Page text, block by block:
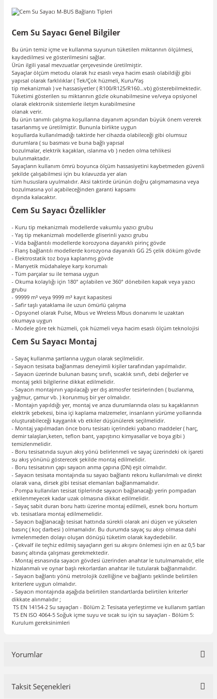
Cem Su Sayacı Genel Bilgiler
Bu ürün temiz içme ve kullanma suyunun tüketilen miktarının ölçülmesi,
kaydedilmesi ve gösterilmesini sağlar.
Ürün ilgili yasal mevzuatlar çerçevesinde üretilmiştir.
Sayaçlar ölçüm metodu olarak hız esaslı veya hacim esaslı olabildiği gibi
yapısal olarak farklılıklar ( Tek/Çok hüzmeli, Kuru/Yaş
tip mekanizmalı ) ve hassasiyetler ( R100/R125/R160...vb) gösterebilmektedir.
Tüketimi gösterilen su miktarının gözle okunabilmesine ve/veya opsiyonel
olarak elektronik sistemlerle iletşm kurabilmesine
olanak verir.
Bu ürün tanımlı çalışma koşullarına dayanım açısından büyük önem vererek
tasarlanmış ve üretilmiştir. Bununla birlikte uygun
koşullarda kullanılmadığı taktirde her cihazda olabileceği gibi olumsuz
durumlara ( su basması ve buna bağlı yapısal
bozulmalar, elektrik kaçakları, ıslanma vb ) neden olma tehlikesi
bulunmaktadır.
Sayaçların kullanım ömrü boyunca ölçüm hassasiyetini kaybetmeden güvenli
şekilde çalışabilmesi için bu kılavuzda yer alan
tüm hususlara uyulmalıdır. Aksi taktirde ürünün doğru çalışmamasına veya
bozulmasına yol açabileceğinden garanti kapsamı
dışında kalacaktır.
Cem Su Sayacı Özellikler
- Kuru tip mekanizmalı modellerde vakumlu yazıcı grubu
- Yaş tip mekanizmalı modellerde gliserinli yazıcı grubu
- Vida bağlantılı modellerde korozyona dayanıklı pirinç gövde
- Flanş bağlantılı modellerde korozyona dayanıklı GG 25 çelik döküm gövde
- Elektrostatik toz boya kaplanmış gövde
- Manyetik müdahaleye karşı korumalı
- Tüm parçalar su ile temasa uygun
- Okuma kolaylığı için 180° açılabilen ve 360° dönebilen kapak veya yazıcı
grubu
- 99999 m³ veya 9999 m³ kayıt kapasitesi
- Safir taşlı yataklama ile uzun ömürlü çalışma
- Opsyonel olarak Pulse, Mbus ve Wreless Mbus donanımı le uzaktan
okumaya uygun
- Modele göre tek hüzmeli, çok hüzmeli veya hacim esaslı ölçüm teknolojisi
Cem Su Sayacı Montaj
- Sayaç kullanma şartlarına uygun olarak seçilmelidir.
- Sayacın tesisata bağlanması deneyimli kişiler tarafından yapılmalıdır.
- Sayacın üzerinde bulunan basınç sınıfı, sıcaklık sınıfı, debi değerler ve
montaj şekli bilgilerine dikkat edilmelidir.
- Sayacın montajının yapılacağı yer dış atmosfer tesirlerinden ( buzlanma,
yağmur, çamur vb. ) korunmuş bir yer olmalıdır.
- Montajın yapıldığı yer, montaj ve arıza durumlarında olası su kaçaklarının
elektrik şebekesi, bina içi kaplama malzemeler, insanların yürüme yollarında
oluşturabileceği kayganlık vb etkiler düşünülerek seçilmelidir.
- Montaj yapılmadan önce boru tesisatı içerindeki yabancı maddeler ( harç,
demir talaşları,keten, teflon bant, yapıştırıcı kimyasallar ve boya gibi )
temizlenmelidir.
- Boru tesisatında suyun akış yönü belirlenmeli ve sayaç üzerindeki ok işareti
su akış yönünü gösterecek şekilde montaj edilmelidir.
- Boru tesisatının çapı sayacın anma çapına (DN) eşit olmalıdır.
- Sayacın tesisata montajında su sayacı bağlantı rekoru kullanılmalı ve direkt
olarak vana, dirsek gibi tesisat elemanları bağlanmamalıdır.
- Pompa kullanılan tesisat tiplerinde sayacın bağlanacağı yerin pompadan
etkilenmeyecek kadar uzak olmasına dikkat edilmelidir.
- Sayaç sabit duran boru hattı üzerine montaj edilmeli, esnek boru hortum
vb. tesisatlara montaj edilmemelidir.
- Sayacın bağlanacağı tesisat hattında sürekli olarak ani düşen ve yükselen
basınç ( koç darbesi ) olmamalıdır. Bu durumda sayaç su akışı olmasa dahi
ivmelenmeden dolayı oluşan dönüşü tüketim olarak kaydedebilir.
- Çekvalf ile teçhiz edilmiş sayaçların geri su akışını önlemesi için en az 0,5 bar
basınç altında çalışması gerekmektedir.
- Montaj esnasında sayacın gövdesi üzerinden anahtar le tutulmamalıdır, elle
hizalanmalı ve oynar başlı rekorlardan anahtar ile tutularak bağlanmalıdır.
- Sayacın bağlantı yönü metrolojik özelliğine ve bağlantı şeklinde belirtilen
kriterlere uygun olmalıdır.
- Sayacın montajında aşağıda belirtilen standartlarda belirtilen kriterler
dikkate alınmalıdır ;
TS EN 14154-2 Su sayaçları - Bölüm 2: Tesisata yerleştirme ve kullanım şartları
TS EN ISO 4064-5 Soğuk içme suyu ve sıcak su için su sayaçları - Bölüm 5:
Kurulum gereksinimleri
Yorumlar
Taksit Seçenekleri